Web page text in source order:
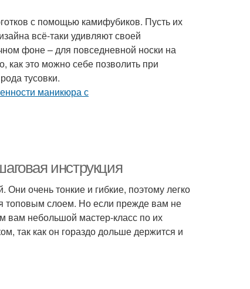
с помощью камифубиков. Пусть их
всё-таки удивляют своей
фоне – для повседневной носки на
как это можно себе позволить при
тусовки.
инструкция
очень тонкие и гибкие, поэтому легко
топовым слоем. Но если прежде вам не
вам небольшой мастер-класс по их
так как он гораздо дольше держится и